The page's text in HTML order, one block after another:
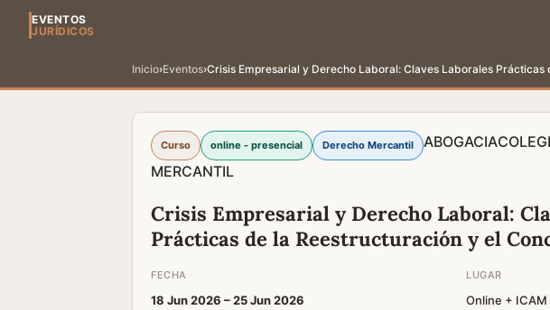
EVENTOS
JURÍDICOS
Inicio›Eventos›Crisis Empresarial y Derecho Laboral: Claves Laborales
Curso online - presencial Derecho Mercantil ABOGACIA
MERCANTIL
Crisis Empresarial y Derecho Laboral:
Prácticas de la Reestructuración y el
FECHA
18 Jun 2026 –25 Jun 2026
LUGAR
Online + ICAM